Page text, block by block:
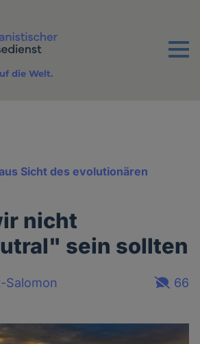
Menu
die Welt.
Sicht des evolutionären
nicht
sein sollten
Salomon
66